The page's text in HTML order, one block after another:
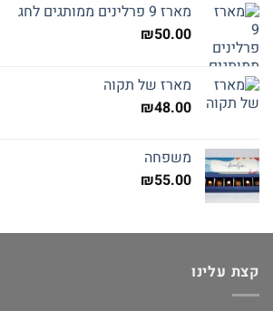
מארז 9 פרלינים ממותגים לחג
₪50.00
מארז של תקוה
₪48.00
משפחה
₪55.00
קצת עלינו